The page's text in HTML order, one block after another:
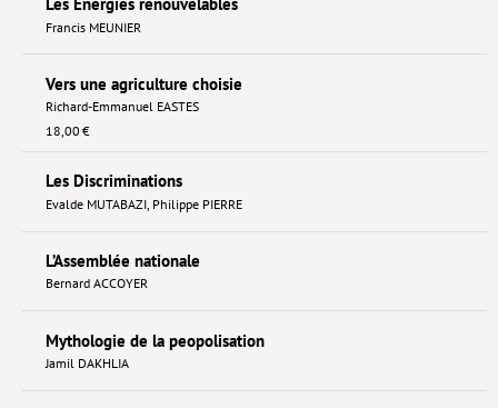
Francis MEUNIER
Vers une agriculture choisie
Richard-Emmanuel EASTES
18,00 €
Les Discriminations
Evalde MUTABAZI, Philippe PIERRE
L’Assemblée nationale
Bernard ACCOYER
Mythologie de la peopolisation
Jamil DAKHLIA